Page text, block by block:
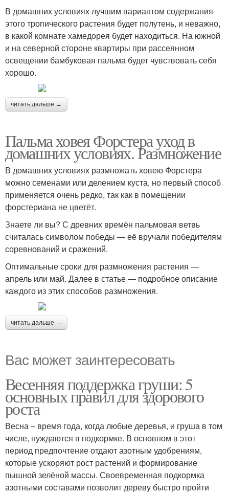
В домашних условиях лучшим вариантом содержания
этого тропического растения будет полутень, и неважно,
в какой комнате хамедорея будет находиться. На южной
и на северной стороне квартиры при рассеянном
освещении бамбуковая пальма будет чувствовать себя
хорошо.
читать дальше →
Пальма ховея Форстера уход в
домашних условиях. Размножение
В домашних условиях размножать ховею Форстера
можно семенами или делением куста, но первый способ
применяется очень редко, так как в помещении
форстериана не цветёт.
Знаете ли вы? С древних времён пальмовая ветвь
считалась символом победы — её вручали победителям
соревнований и сражений.
Оптимальные сроки для размножения растения —
апрель или май. Далее в статье — подробное описание
каждого из этих способов размножения.
читать дальше →
Вас может заинтересовать
Весенняя поддержка груши: 5
основных правил для здорового
роста
Весна – время года, когда любые деревья, и груша в том
числе, нуждаются в подкормке. В основном в этот
период предпочтение отдают азотным удобрениям,
которые ускоряют рост растений и формирование
пышной зелёной массы. Своевременная подкормка
азотными составами позволит дереву быстро пройти